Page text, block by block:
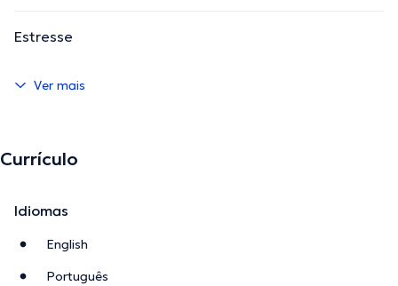
Estresse
Ver mais
Currículo
Idiomas
English
Português